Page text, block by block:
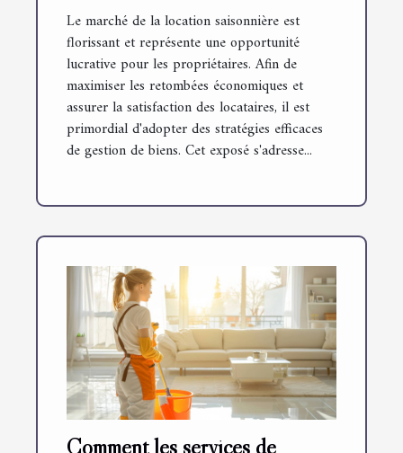
Le marché de la location saisonnière est
florissant et représente une opportunité
lucrative pour les propriétaires. Afin de
maximiser les retombées économiques et
assurer la satisfaction des locataires, il est
primordial d'adopter des stratégies efficaces
de gestion de biens. Cet exposé s'adresse...